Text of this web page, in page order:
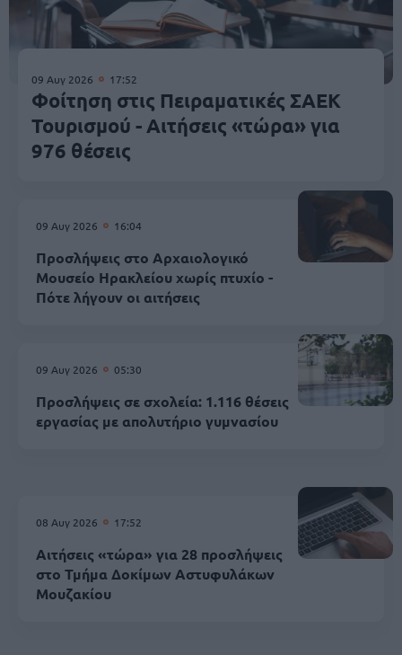
09 Αυγ 2026 17:52
Φοίτηση στις Πειραματικές ΣΑΕΚ
Τουρισμού - Αιτήσεις «τώρα» για
976 θέσεις
09 Αυγ 2026 16:04
Προσλήψεις στο Αρχαιολογικό
Μουσείο Ηρακλείου χωρίς πτυχίο -
Πότε λήγουν οι αιτήσεις
09 Αυγ 2026 05:30
Προσλήψεις σε σχολεία: 1.116 θέσεις
εργασίας με απολυτήριο γυμνασίου
08 Αυγ 2026 17:52
Αιτήσεις «τώρα» για 28 προσλήψεις
στο Τμήμα Δοκίμων Αστυφυλάκων
Mουζακίου